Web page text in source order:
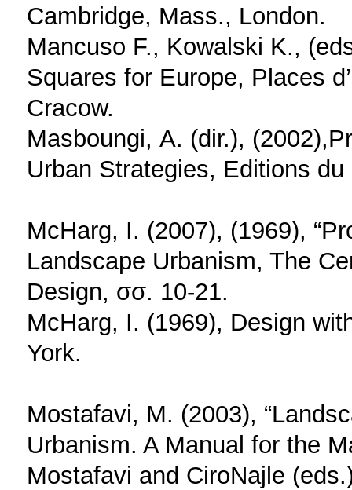
Cambridge, Mass., London.
Mancuso F., Kowalski K.,
Squares for Europe, Places
Cracow.
Masboungi, Α. (dir.),
Urban Strategies, Editions
McHarg, I. (2007), (1969),
Landscape Urbanism, The
Design, σσ. 10-21.
McHarg, I. (1969), Design
York.
Mostafavi, M. (2003),
Urbanism. A Manual for the
Mostafavi and CiroNajle